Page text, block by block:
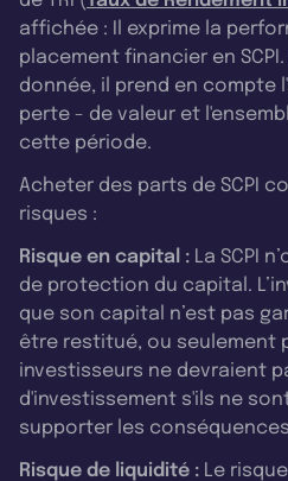
affichée : Il exprime la
placement financier en
donnée, il prend en compte
perte - de valeur et
cette période.
Acheter des parts de SCPI
risques :
Risque en capital : La SCPI
de protection du capital.
que son capital n’est pas
être restitué, ou seulement
investisseurs ne devraient
d'investissement s'ils ne
supporter les
Risque de liquidité : Le